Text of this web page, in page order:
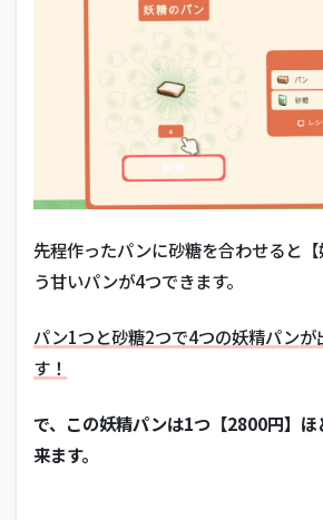
先程作ったパンに砂糖を合わせると
う甘いパンが4つできます。
パン1つと砂糖2つで4つの妖精パンが
す！
で、この妖精パンは1つ【2800円】ほ
来ます。